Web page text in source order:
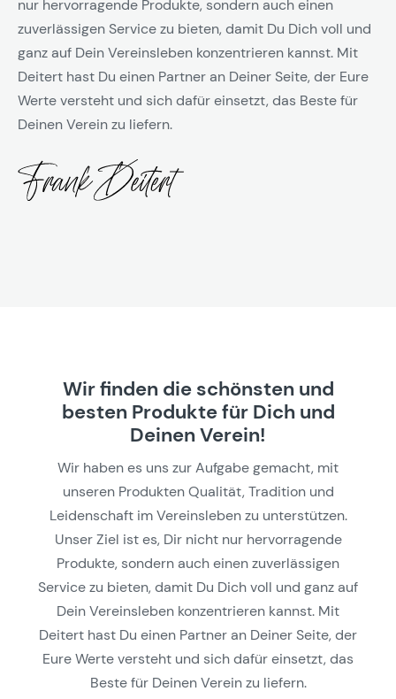
nur hervorragende Produkte, sondern auch einen
zuverlässigen Service zu bieten, damit Du Dich voll und
ganz auf Dein Vereinsleben konzentrieren kannst. Mit
Deitert hast Du einen Partner an Deiner Seite, der Eure
Werte versteht und sich dafür einsetzt, das Beste für
Deinen Verein zu liefern.
Wir finden die schönsten und
besten Produkte für Dich und
Deinen Verein!
Wir haben es uns zur Aufgabe gemacht, mit
unseren Produkten Qualität, Tradition und
Leidenschaft im Vereinsleben zu unterstützen.
Unser Ziel ist es, Dir nicht nur hervorragende
Produkte, sondern auch einen zuverlässigen
Service zu bieten, damit Du Dich voll und ganz auf
Dein Vereinsleben konzentrieren kannst. Mit
Deitert hast Du einen Partner an Deiner Seite, der
Eure Werte versteht und sich dafür einsetzt, das
Beste für Deinen Verein zu liefern.